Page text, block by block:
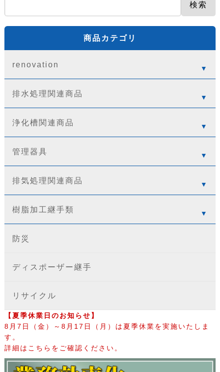
検索
商品カテゴリ
renovation
排水処理関連商品
浄化槽関連商品
管理器具
排気処理関連商品
樹脂加工継手類
防災
ディスポーザー継手
リサイクル
【夏季休業日のお知らせ】
8月7日（金）～8月17日（月）は夏季休業を実施いたしま
す。
詳細はこちらをご確認ください。